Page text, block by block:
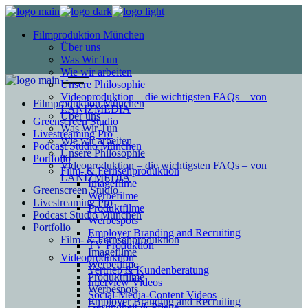
Filmproduktion München
Über uns
Was Wir Tun
Wie wir arbeiten
Unsere Philosophie
Videoproduktion – die wichtigsten FAQs – von
LANIZMEDIA
Greenscreen Studio
Livestreaming Pro
Podcast Studio München
Portfolio
Film- & Fernsehproduktion
Imagefilme
Werbefilme
Produktfilme
Werbespots
Employer Branding and Recruiting
TV Produktion
Videoproduktion
Vertrieb & Kundenberatung
Interview Videos
Social-Media-Content Videos
Filmproduktion München
Über uns
Was Wir Tun
Wie wir arbeiten
Unsere Philosophie
Videoproduktion – die wichtigsten FAQs – von
LANIZMEDIA
Greenscreen Studio
Livestreaming Pro
Podcast Studio München
Portfolio
Film- & Fernsehproduktion
Imagefilme
Werbefilme
Produktfilme
Werbespots
Employer Branding and Recruiting